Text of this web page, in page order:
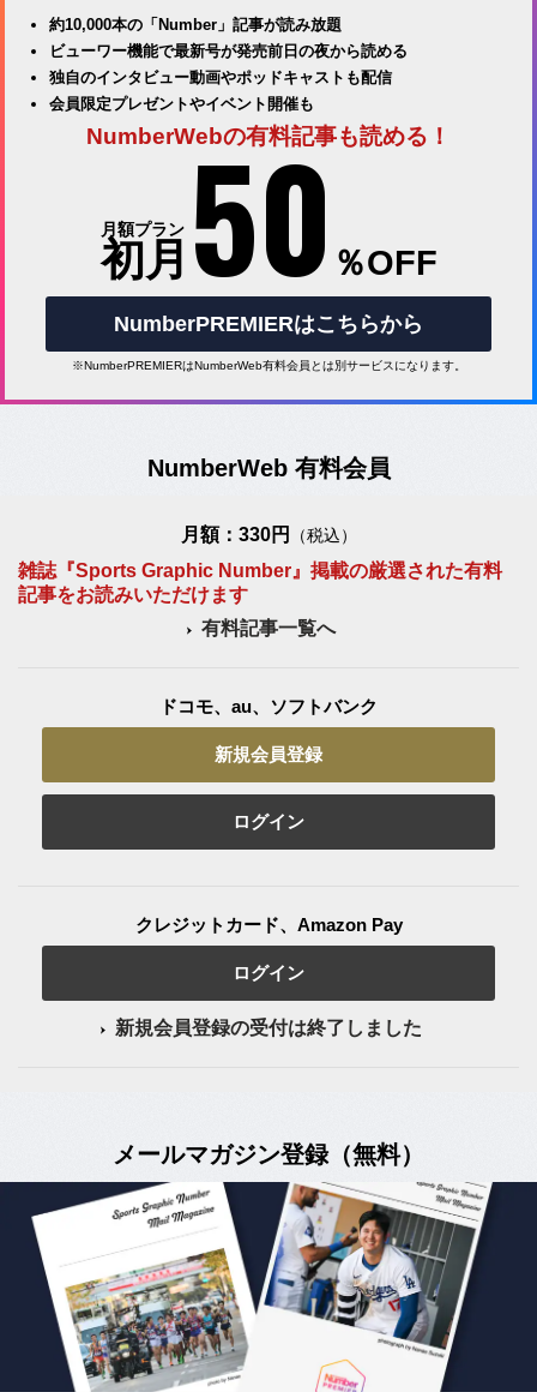
約10,000本の「Number」記事が読み放題
ビューワー機能で最新号が発売前日の夜から読める
独自のインタビュー動画やポッドキャストも配信
会員限定プレゼントやイベント開催も
NumberWebの有料記事も読める！
月額プラン
初月 50 ％OFF
NumberPREMIERはこちらから
※NumberPREMIERはNumberWeb有料会員とは別サービスになります。
NumberWeb 有料会員
月額：330円 （税込）
雑誌『Sports Graphic Number』掲載の厳選された有料
記事をお読みいただけます
有料記事一覧へ
ドコモ、au、ソフトバンク
新規会員登録
ログイン
クレジットカード、Amazon Pay
ログイン
新規会員登録の受付は終了しました
メールマガジン登録（無料）